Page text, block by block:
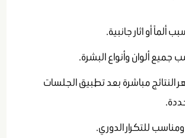
ألماً أو اثار جانبية.
جميع ألوان وأنواع البشرة.
النتائج مباشرة بعد تطبيق الجلسات
للتكرار الدوري.